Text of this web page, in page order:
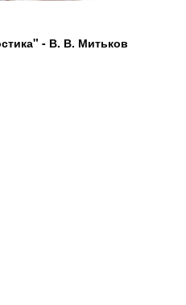
- В. В. Митьков